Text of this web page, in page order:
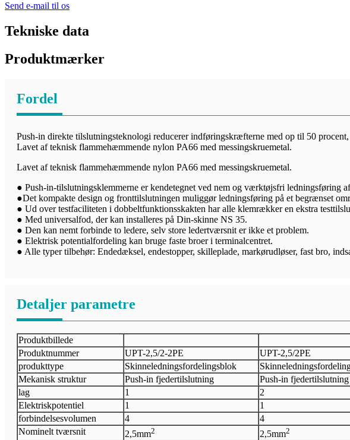
Send e-mail til os
Tekniske data
Produktmærker
Fordel
Push-in direkte tilslutningsteknologi reducerer indføringskræfterne med op til 50
Lavet af teknisk flammehæmmende nylon PA66 med messingskruemetal.
Lavet af teknisk flammehæmmende nylon PA66 med messingskruemetal.
● Push-in-tilslutningsklemmerne er kendetegnet ved nem og værktøjsfri ledningsføring
●Det kompakte design og fronttilslutningen muliggør ledningsføring på et begrænset
● Ud over testfaciliteten i dobbeltfunktionsskakten har alle klemrækker en ekstra
● Med universalfod, der kan installeres på Din-skinne NS 35.
● Den kan nemt forbinde to ledere, selv store ledertværsnit er ikke et problem.
● Elektrisk potentialfordeling kan bruge faste broer i terminalcentret.
● Alle typer tilbehør: Endedæksel, endestopper, skilleplade, markørudløser, fast bro,
Detaljer parametre
Produktbillede
Produktnummer
UPT-2,5/2-2PE UPT-2,5/2PE
produkttype
Skinneledningsfordelingsblok
Mekanisk struktur
Push-in fjedertilslutning Push-in fjedertilslutning
lag
1 2
Elektriskpotentiel 1 1
forbindelsesvolumen
4 4
Nominelt tværsnit
2,5mm2 2,5mm2